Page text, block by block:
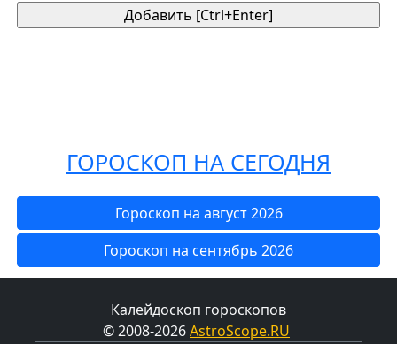
ГОРОСКОП НА СЕГОДНЯ
Гороскоп на август 2026
Гороскоп на сентябрь 2026
Калейдоскоп гороскопов
© 2008-2026AstroScope.RU